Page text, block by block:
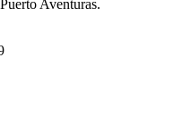
Aventuras.